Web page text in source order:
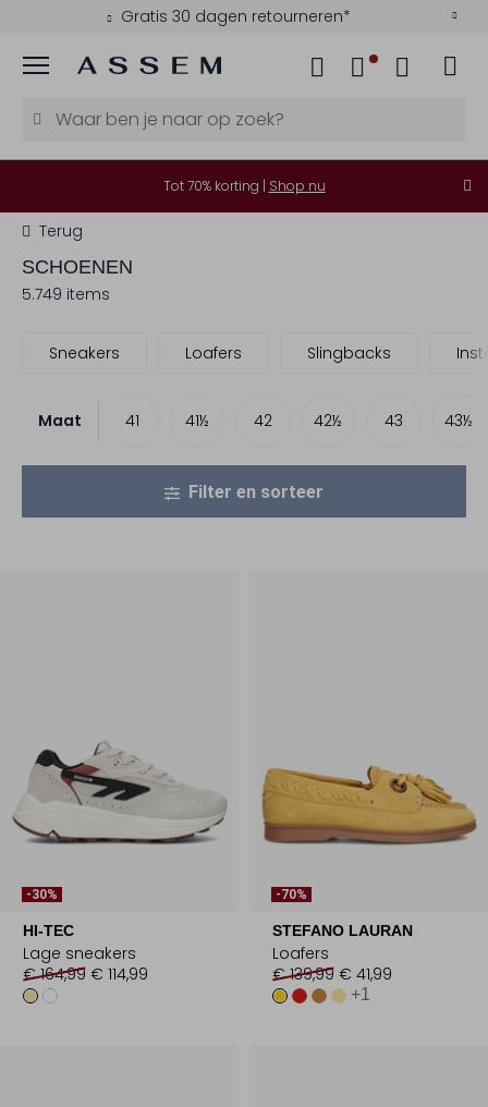
Gratis 30 dagen retourneren*
Menu
Tot 70% korting | Shop nu
Terug
SCHOENEN
5.749 items
Sneakers Loafers Slingbacks
Maat
40½ 41 41½ 42 42½ 43 43½
Filter en sorteer
-30%
HI-TEC
Lage sneakers
€ 164,99 € 114,99
-70%
STEFANO LAURAN
Loafers
€ 139,99 € 41,99
+1